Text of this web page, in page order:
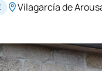
Vilagarcía de